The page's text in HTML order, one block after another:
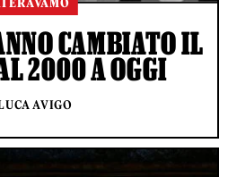
ERAVAMO
CAMBIATO IL
2000 A OGGI
AVIGO